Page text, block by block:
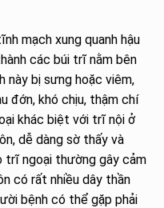
mạch xung quanh hậu
các búi trĩ nằm bên
này bị sưng hoặc viêm,
đớn, khó chịu, thậm chí
khác biệt với trĩ nội ở
dễ dàng sờ thấy và
trĩ ngoại thường gây cảm
có rất nhiều dây thần
bệnh có thể gặp phải